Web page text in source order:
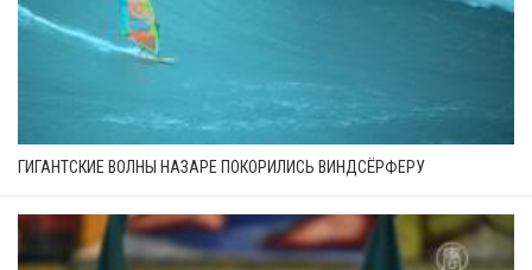
ГИГАНТСКИЕ ВОЛНЫ НАЗАРЕ ПОКОРИЛИСЬ ВИНДСЁРФЕРУ